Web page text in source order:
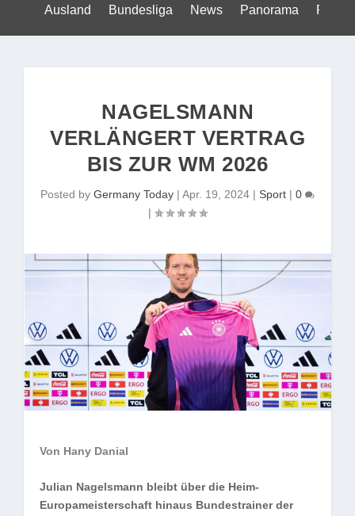
Ausland Bundesliga News Panorama Politik
NAGELSMANN
VERLÄNGERT VERTRAG
BIS ZUR WM 2026
Posted by Germany Today | Apr. 19, 2024 | Sport | 0
|
Von Hany Danial
Julian Nagelsmann bleibt über die Heim-
Europameisterschaft hinaus Bundestrainer der